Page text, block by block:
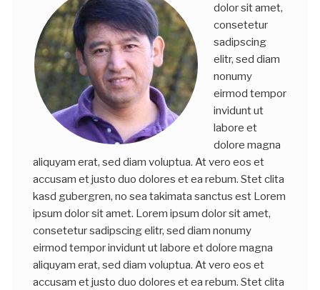
dolor sit amet,
consetetur
sadipscing
elitr, sed diam
nonumy
eirmod tempor
invidunt ut
labore et
dolore magna
aliquyam erat, sed diam voluptua. At vero eos et
accusam et justo duo dolores et ea rebum. Stet clita
kasd gubergren, no sea takimata sanctus est Lorem
ipsum dolor sit amet. Lorem ipsum dolor sit amet,
consetetur sadipscing elitr, sed diam nonumy
eirmod tempor invidunt ut labore et dolore magna
aliquyam erat, sed diam voluptua. At vero eos et
accusam et justo duo dolores et ea rebum. Stet clita